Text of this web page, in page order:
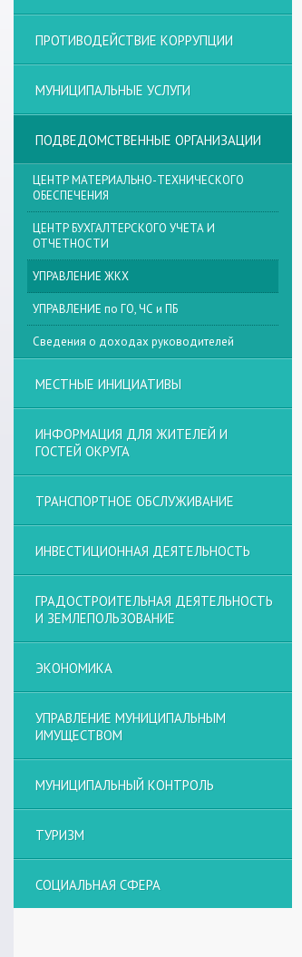
ПРОТИВОДЕЙСТВИЕ КОРРУПЦИИ
МУНИЦИПАЛЬНЫЕ УСЛУГИ
ПОДВЕДОМСТВЕННЫЕ ОРГАНИЗАЦИИ
ЦЕНТР МАТЕРИАЛЬНО-ТЕХНИЧЕСКОГО
ОБЕСПЕЧЕНИЯ
ЦЕНТР БУХГАЛТЕРСКОГО УЧЕТА И
ОТЧЕТНОСТИ
УПРАВЛЕНИЕ ЖКХ
УПРАВЛЕНИЕ по ГО, ЧС и ПБ
Сведения о доходах руководителей
МЕСТНЫЕ ИНИЦИАТИВЫ
ИНФОРМАЦИЯ ДЛЯ ЖИТЕЛЕЙ И
ГОСТЕЙ ОКРУГА
ТРАНСПОРТНОЕ ОБСЛУЖИВАНИЕ
ИНВЕСТИЦИОННАЯ ДЕЯТЕЛЬНОСТЬ
ГРАДОСТРОИТЕЛЬНАЯ ДЕЯТЕЛЬНОСТЬ
И ЗЕМЛЕПОЛЬЗОВАНИЕ
ЭКОНОМИКА
УПРАВЛЕНИЕ МУНИЦИПАЛЬНЫМ
ИМУЩЕСТВОМ
МУНИЦИПАЛЬНЫЙ КОНТРОЛЬ
ТУРИЗМ
СОЦИАЛЬНАЯ СФЕРА